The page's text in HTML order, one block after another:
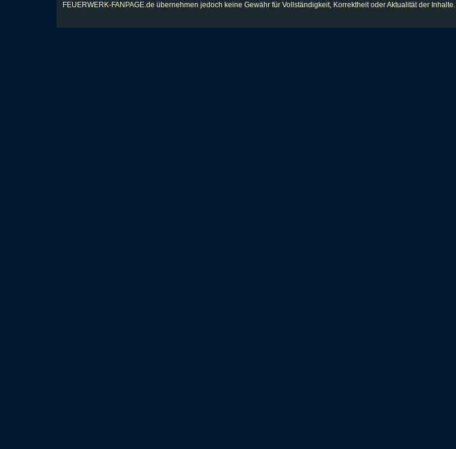
FEUERWERK-FANPAGE.de übernehmen jedoch keine Gewähr für Vollständigkeit, Korrektheit oder Aktualität der Inhalte.